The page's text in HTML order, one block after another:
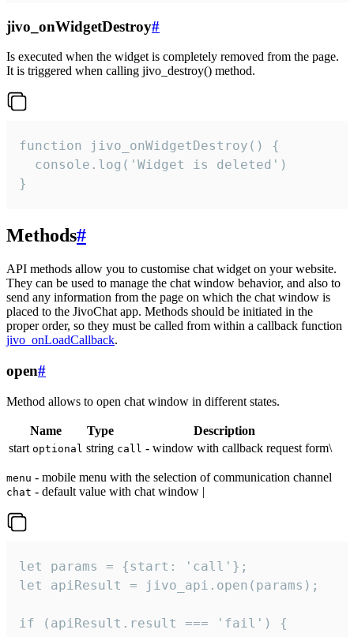
jivo_onWidgetDestroy#
Is executed when the widget is completely removed from the page.
It is triggered when calling jivo_destroy() method.
function jivo_onWidgetDestroy() {
  console.log('Widget is deleted')
}
Methods#
API methods allow you to customise chat widget on your website.
They can be used to manage the chat window behavior, and also to
send any information from the page on which the chat window is
placed to the JivoChat app. Methods should be initiated in the
proper order, so they must be called from within a callback function
jivo_onLoadCallback.
open#
Method allows to open chat window in different states.
Name Type
Description
start optional string call - window with callback request form\
menu - mobile menu with the selection of communication channel
chat - default value with chat window |
let params = {start: 'call'};
let apiResult = jivo_api.open(params);
if (apiResult.result === 'fail') {